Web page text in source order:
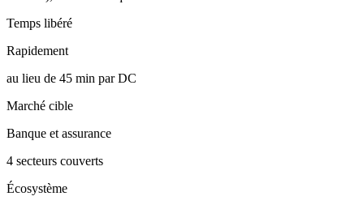
Temps libéré
Rapidement
au lieu de 45 min par DC
Marché cible
Banque et assurance
4 secteurs couverts
Écosystème